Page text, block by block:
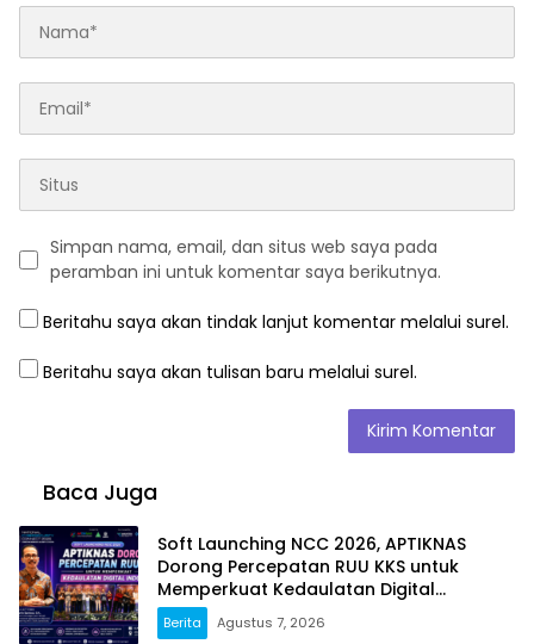
Simpan nama, email, dan situs web saya pada
peramban ini untuk komentar saya berikutnya.
Beritahu saya akan tindak lanjut komentar melalui surel.
Beritahu saya akan tulisan baru melalui surel.
Baca Juga
Soft Launching NCC 2026, APTIKNAS
Dorong Percepatan RUU KKS untuk
Memperkuat Kedaulatan Digital
Indonesia
Berita Agustus 7, 2026